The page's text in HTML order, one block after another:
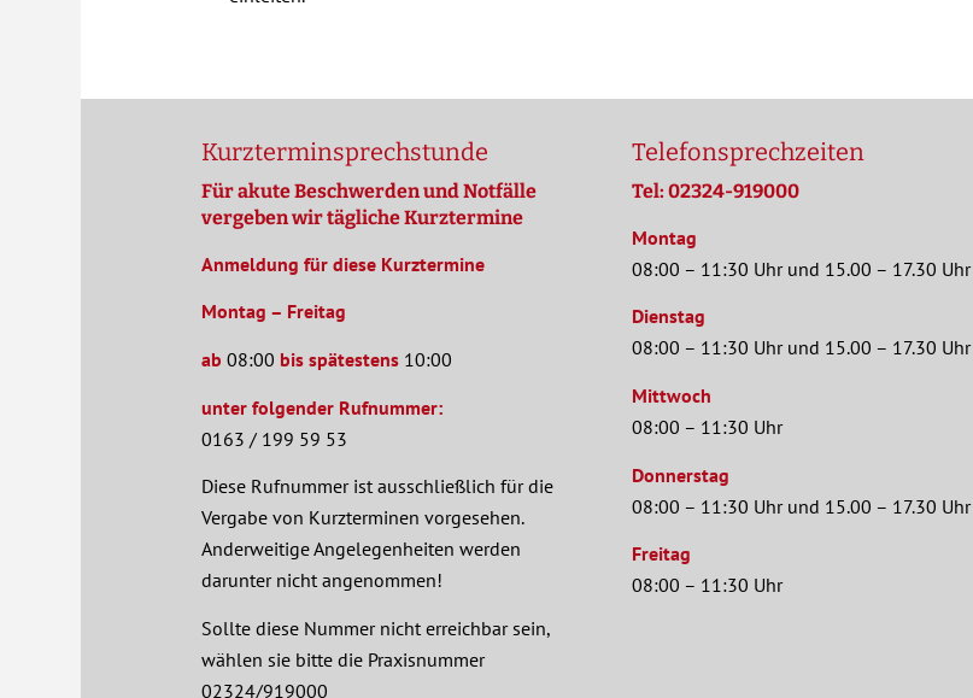
Kurzterminsprechstunde
Für akute Beschwerden und Notfälle
vergeben wir tägliche Kurztermine
Anmeldung für diese Kurztermine
Montag – Freitag
ab 08:00 bis spätestens 10:00
unter folgender Rufnummer:
0163 / 199 59 53
Diese Rufnummer ist ausschließlich für die
Vergabe von Kurzterminen vorgesehen.
Anderweitige Angelegenheiten werden
darunter nicht angenommen!
Sollte diese Nummer nicht erreichbar sein,
wählen sie bitte die Praxisnummer
02324/919000
Telefonsprechzeiten
Tel: 02324-919000
Montag
08:00 – 11:30 Uhr und 15.00 – 17.30 Uhr
Dienstag
08:00 – 11:30 Uhr und 15.00 – 17.30 Uhr
Mittwoch
08:00 – 11:30 Uhr
Donnerstag
08:00 – 11:30 Uhr und 15.00 – 17.30 Uhr
Freitag
08:00 – 11:30 Uhr